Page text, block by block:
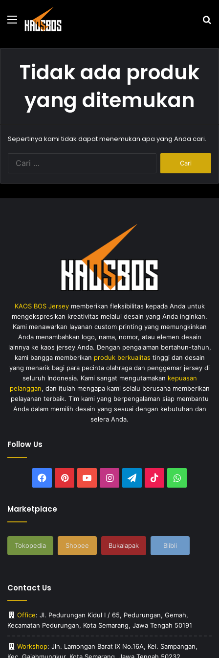
Menu
Tidak ada produk
yang ditemukan
Sepertinya kami tidak dapat menemukan apa yang Anda cari.
u
KAOS BOS Jerseymemberikan fleksibilitas kepada Anda untuk
mengekspresikan kreativitas melalui desain yang Anda inginkan.
Kami menawarkan layanan custom printing yang memungkinkan
Anda menambahkan logo, nama, nomor, atau elemen desain
lainnya ke kaos jersey Anda. Dengan pengalaman bertahun-tahun,
kami bangga memberikan produk berkualitas tinggi dan desain
yang menarik bagi para pecinta olahraga dan penggemar jersey di
seluruh Indonesia. Kami sangat mengutamakan kepuasan
pelanggan, dan itulah mengapa kami selalu berusaha memberikan
pelayanan terbaik. Tim kami yang berpengalaman siap membantu
Anda dalam memilih desain yang sesuai dengan kebutuhan dan
selera Anda.
Follow Us
Facebook
PinterestYouTubeInstagramTelegram
TikTok
Marketplace
Tokopedia Shopee Bukalapak Blibli
Contact Us
Office: Jl. Pedurungan Kidul I / 65, Pedurungan, Gemah,
Kecamatan Pedurungan, Kota Semarang, Jawa Tengah 50191
Workshop: Jln. Lamongan Barat IX No.16A, Kel. Sampangan,